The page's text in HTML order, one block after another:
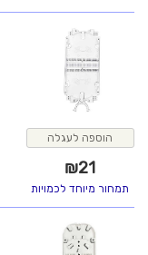
הוספה לעגלה
₪21
תמחור מיוחד לכמויות